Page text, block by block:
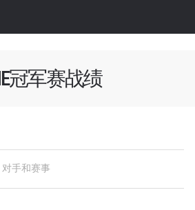
冠军赛战绩
对手和赛事
锦
冠军赛，现在注册获得权限了